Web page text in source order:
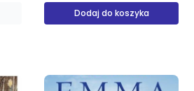
Dodaj do koszyka